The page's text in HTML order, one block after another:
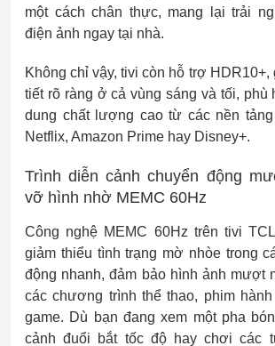
một cách chân thực, mang lại trải
điện ảnh ngay tại nhà.
Không chỉ vậy, tivi còn hỗ trợ HDR10+,
tiết rõ ràng ở cả vùng sáng và tối, phù
dung chất lượng cao từ các nền
Netflix, Amazon Prime hay Disney+.
Trình diễn cảnh chuyển động
vỡ hình nhờ MEMC 60Hz
Công nghệ MEMC 60Hz trên tivi
giảm thiểu tình trạng mờ nhòe trong
động nhanh, đảm bảo hình ảnh mượt
các chương trình thể thao, phim
game. Dù bạn đang xem một pha
cảnh đuổi bắt tốc độ hay chơi các